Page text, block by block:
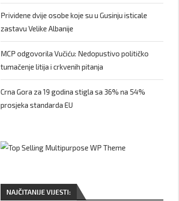
Prividene dvije osobe koje su u Gusinju isticale
zastavu Velike Albanije
MCP odgovorila Vučiću: Nedopustivo političko
tumačenje litija i crkvenih pitanja
Crna Gora za 19 godina stigla sa 36% na 54%
prosjeka standarda EU
NAJČITANIJE VIJESTI: